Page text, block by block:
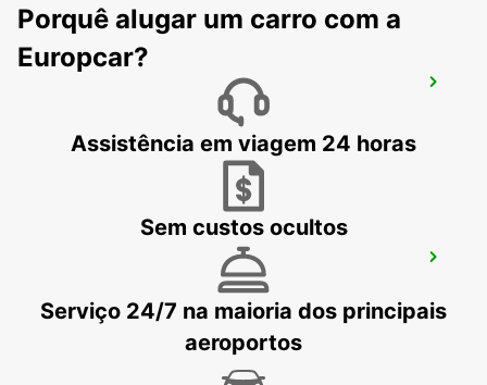
GOTHENBURG AUDI EKLANDA -IKC-
GOTHENBURG SISJON
Porquê alugar um carro com a
Europcar?
Assistência em viagem 24 horas
Sem custos ocultos
Serviço 24/7 na maioria dos principais
aeroportos